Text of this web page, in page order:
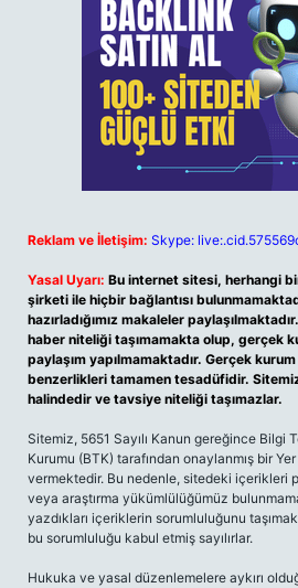
Reklam ve İletişim: Skype:
Yasal Uyarı: Bu internet sitesi, herhangi
şirketi ile hiçbir bağlantısı
hazırladığımız makaleler
haber niteliği taşımamakta olup, gerçek
paylaşım yapılmamaktadır. Gerçek
benzerlikleri tamamen tesadüfidir.
halindedir ve tavsiye niteliği taşımazlar.
Sitemiz, 5651 Sayılı Kanun gereğince Bilgi
Kurumu (BTK) tarafından onaylanmış bir
vermektedir. Bu nedenle, sitedeki içerikleri
veya araştırma yükümlülüğümüz
yazdıkları içeriklerin sorumluluğunu
bu sorumluluğu kabul etmiş sayılırlar.
Hukuka ve yasal düzenlemelere aykırı